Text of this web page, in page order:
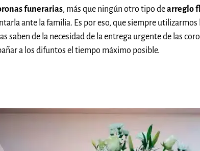
funerarias, más que ningún otro tipo dearreglo
ante la familia. Es por eso, que siempre utilizarmos
saben de la necesidad de la entrega urgente de las
a los difuntos el tiempo máximo posible.